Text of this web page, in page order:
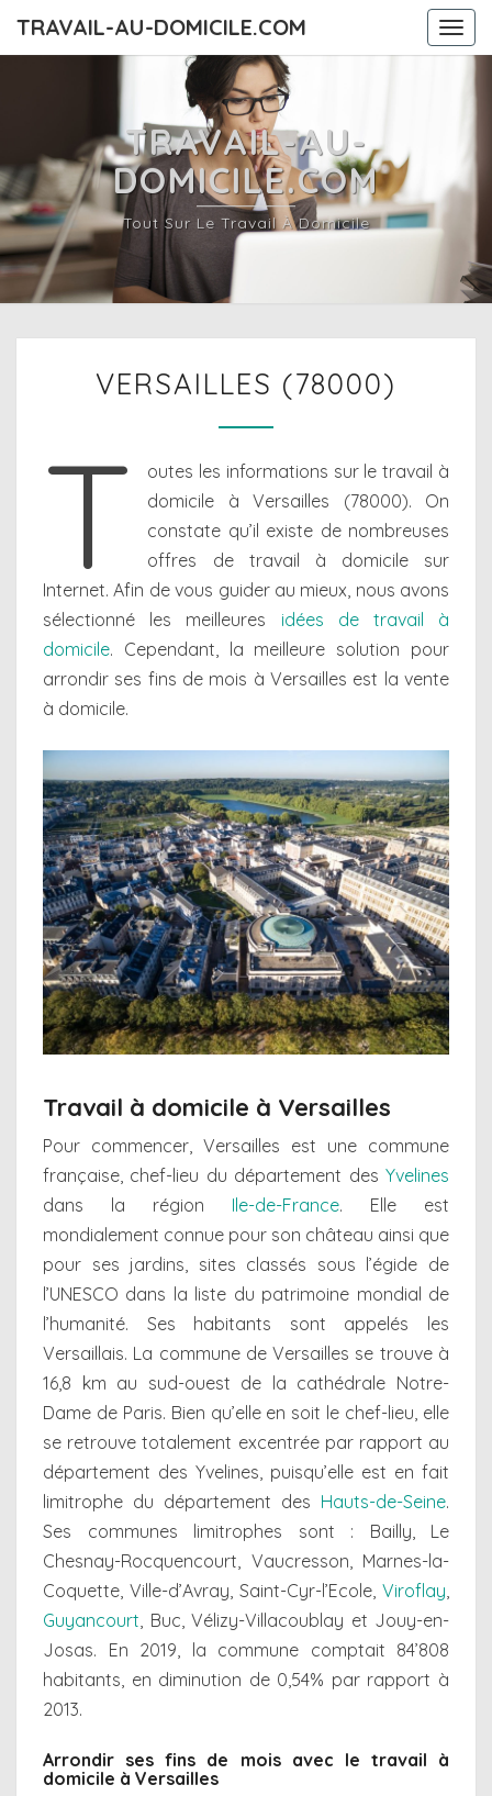
TRAVAIL-AU-DOMICILE.COM
TRAVAIL-AU-
DOMICILE.COM
Tout Sur Le Travail À Domicile
(78000)
VERSAILLES (78000)
T
outes les informations sur le travail à
domicile à Versailles (78000). On
constate qu’il existe de nombreuses
offres de travail à domicile sur
Internet. Afin de vous guider au mieux, nous avons
sélectionné les meilleures idées de travail à
domicile. Cependant, la meilleure solution pour
arrondir ses fins de mois à Versailles est la vente
à domicile.
Travail à domicile à Versailles
Pour commencer, Versailles est une commune
française, chef-lieu du département des Yvelines
dans la région Ile-de-France. Elle est
mondialement connue pour son château ainsi que
pour ses jardins, sites classés sous l’égide de
l’UNESCO dans la liste du patrimoine mondial de
l’humanité. Ses habitants sont appelés les
Versaillais. La commune de Versailles se trouve à
16,8 km au sud-ouest de la cathédrale Notre-
Dame de Paris. Bien qu’elle en soit le chef-lieu, elle
se retrouve totalement excentrée par rapport au
département des Yvelines, puisqu’elle est en fait
limitrophe du département des Hauts-de-Seine.
Ses communes limitrophes sont : Bailly, Le
Chesnay-Rocquencourt, Vaucresson, Marnes-la-
Coquette, Ville-d’Avray, Saint-Cyr-l’Ecole, Viroflay,
Guyancourt, Buc, Vélizy-Villacoublay et Jouy-en-
Josas. En 2019, la commune comptait 84’808
habitants, en diminution de 0,54% par rapport à
2013.
Arrondir ses fins de mois avec le travail à
domicile à Versailles